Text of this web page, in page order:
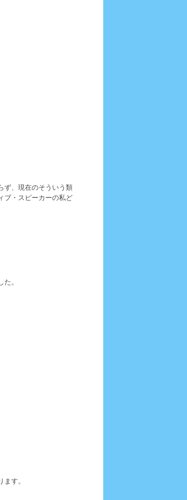
ず、現在のそういう類
ブ・スピーカーの私ど
。
す。